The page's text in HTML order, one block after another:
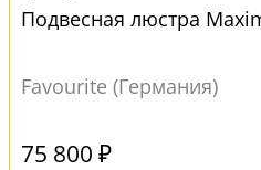
Подвесная люстра
Favourite (Германия)
75 800 ₽